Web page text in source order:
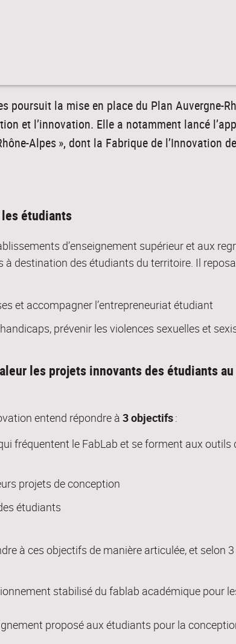
poursuit la mise en place du Plan Auvergne-
et l’innovation. Elle a notamment lancé
Alpes », dont la Fabrique de l’Innovation
les étudiants
d’enseignement supérieur et aux
à destination des étudiants du territoire. Il
et accompagner l’entrepreneuriat étudiant
prévenir les violences sexuelles et
les projets innovants des étudiants au
entend répondre à 3 objectifs:
fréquentent le FabLab et se forment aux outils
projets de conception
étudiants
à ces objectifs de manière articulée,et selon
stabilisé du fablab académique pour
proposé aux étudiants pour la